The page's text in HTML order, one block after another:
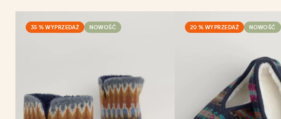
35 % WYPRZEDAŻ NOWOŚĆ 20 % WYPRZEDAŻ NOWOŚĆ